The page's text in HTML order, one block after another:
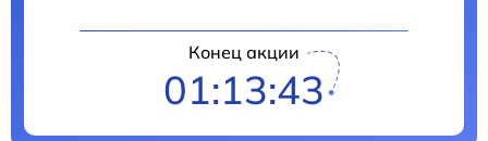
Конец акции
01:13:42